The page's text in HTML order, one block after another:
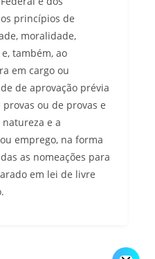
princípios de
moralidade,
também, ao
em cargo ou
de aprovação prévia
ou de provas e
e a
emprego, na forma
as nomeações para
em lei de livre